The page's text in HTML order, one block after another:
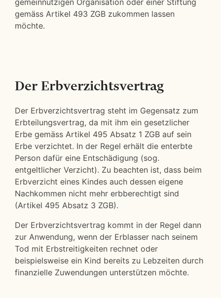
gemeinnützigen Organisation oder einer Stiftung
gemäss Artikel 493 ZGB zukommen lassen
möchte.
Der Erbverzichtsvertrag
Der Erbverzichtsvertrag steht im Gegensatz zum
Erbteilungsvertrag, da mit ihm ein gesetzlicher
Erbe gemäss Artikel 495 Absatz 1 ZGB auf sein
Erbe verzichtet. In der Regel erhält die enterbte
Person dafür eine Entschädigung (sog.
entgeltlicher Verzicht). Zu beachten ist, dass beim
Erbverzicht eines Kindes auch dessen eigene
Nachkommen nicht mehr erbberechtigt sind
(Artikel 495 Absatz 3 ZGB).
Der Erbverzichtsvertrag kommt in der Regel dann
zur Anwendung, wenn der Erblasser nach seinem
Tod mit Erbstreitigkeiten rechnet oder
beispielsweise ein Kind bereits zu Lebzeiten durch
finanzielle Zuwendungen unterstützen möchte.